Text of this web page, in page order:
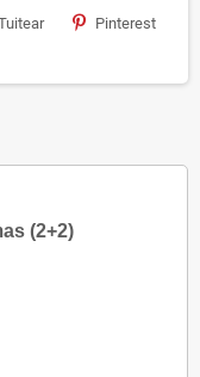
Pinterest
(2+2)